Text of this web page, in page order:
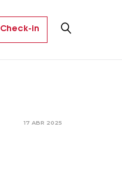
Check-in
17 ABR 2025